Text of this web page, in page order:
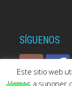
SÍGUENOS
Este sitio web
Vamos a suponer